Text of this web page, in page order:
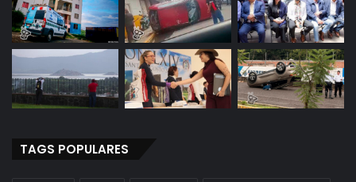
TAGS POPULARES